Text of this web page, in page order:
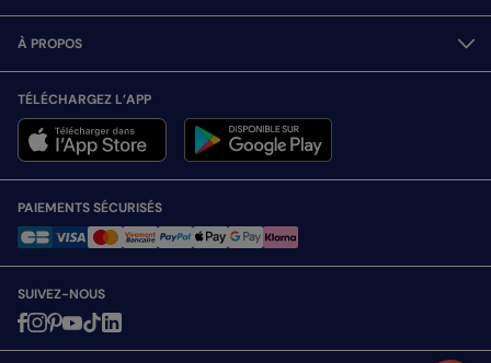
À PROPOS
TÉLÉCHARGEZ L’APP
PAIEMENTS SÉCURISÉS
SUIVEZ-NOUS